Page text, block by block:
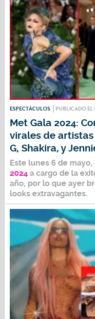
ESPECTÁCULOS PUBLICADO
Met Gala 2024:
virales de
G, Shakira, y
Este lunes 6 de
2024 a cargo de la
año, por lo que ayer
looks extravagantes.